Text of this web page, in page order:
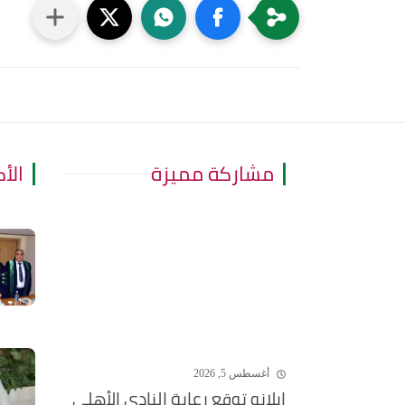
مشاركة مميزة
أغسطس 5, 2026